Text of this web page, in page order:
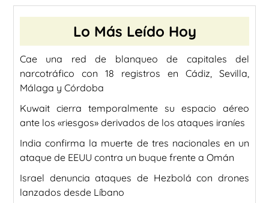
Lo Más Leído Hoy
Cae una red de blanqueo de capitales del
narcotráfico con 18 registros en Cádiz, Sevilla,
Málaga y Córdoba
Kuwait cierra temporalmente su espacio aéreo
ante los «riesgos» derivados de los ataques iraníes
India confirma la muerte de tres nacionales en un
ataque de EEUU contra un buque frente a Omán
Israel denuncia ataques de Hezbolá con drones
lanzados desde Líbano